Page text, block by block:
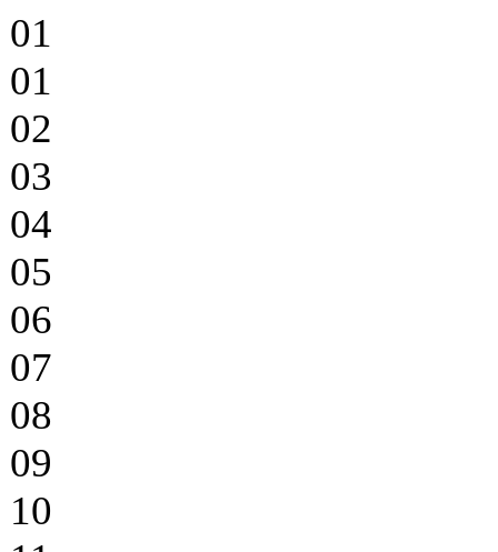
01
01
02
03
04
05
06
07
08
09
10